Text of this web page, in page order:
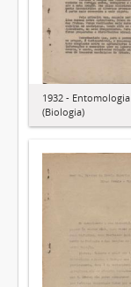
1932 - Entomologia
(Biologia)